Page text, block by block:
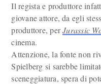
Il regista e produttore
giovane attore, da egli
produttore, perJurassic
cinema.
Attenzione, la fonte non
Spielberg si sarebbe
sceneggiatura, spera di